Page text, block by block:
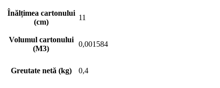
Înălțimea cartonului
(cm)
11
Volumul cartonului
(M3)
0,001584
Greutate netă (kg) 0,4